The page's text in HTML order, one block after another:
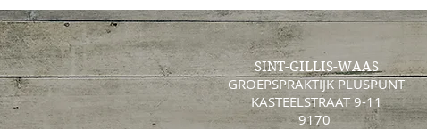
SINT-GILLIS-WAAS
GROEPSPRAKTIJK PLUSPUNT
KASTEELSTRAAT 9-11
9170